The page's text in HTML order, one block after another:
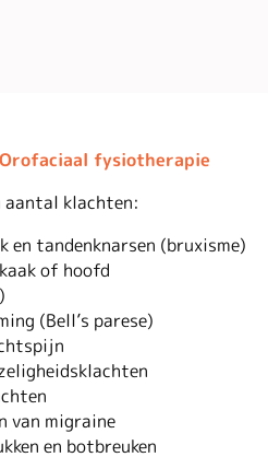
Orofaciaal fysiotherapie
aantal klachten:
en tandenknarsen (bruxisme)
of hoofd
(Bell’s parese)
van migraine
en botbreuken